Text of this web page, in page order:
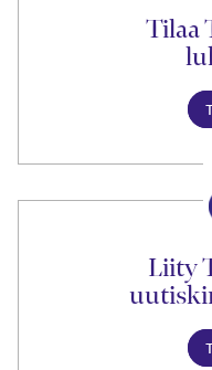
Tilaa
Liity